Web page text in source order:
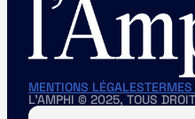
MENTIONS LÉGALESTERMES
L'AMPHI © 2025, TOUS